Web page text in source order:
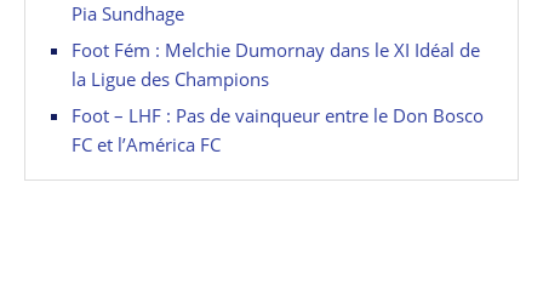
Pia Sundhage
Foot Fém : Melchie Dumornay dans le XI Idéal de
la Ligue des Champions
Foot – LHF : Pas de vainqueur entre le Don Bosco
FC et l’América FC